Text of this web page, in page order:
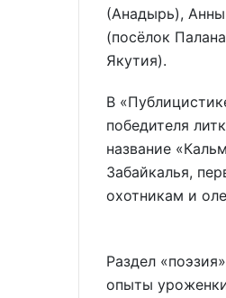
(Анадырь),
(посёлок
Якутия).
В
победителя
название
Забайкалья,
охотникам и
Раздел
опыты